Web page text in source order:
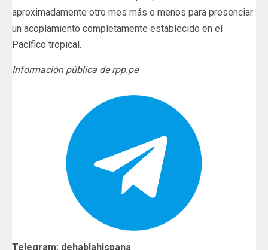
aproximadamente otro mes más o menos para presenciar
un acoplamiento completamente establecido en el
Pacífico tropical.
Información pública de rpp.pe
Telegram: dehablahispana